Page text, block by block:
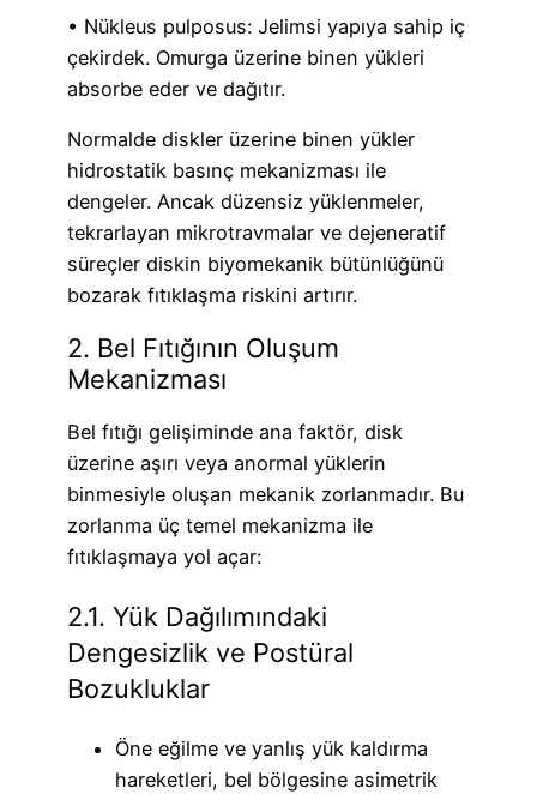
• Nükleus pulposus: Jelimsi yapıya sahip iç
çekirdek. Omurga üzerine binen yükleri
absorbe eder ve dağıtır.
Normalde diskler üzerine binen yükler
hidrostatik basınç mekanizması ile
dengeler. Ancak düzensiz yüklenmeler,
tekrarlayan mikrotravmalar ve dejeneratif
süreçler diskin biyomekanik bütünlüğünü
bozarak fıtıklaşma riskini artırır.
2. Bel Fıtığının Oluşum
Mekanizması
Bel fıtığı gelişiminde ana faktör, disk
üzerine aşırı veya anormal yüklerin
binmesiyle oluşan mekanik zorlanmadır. Bu
zorlanma üç temel mekanizma ile
fıtıklaşmaya yol açar:
2.1. Yük Dağılımındaki
Dengesizlik ve Postüral
Bozukluklar
Öne eğilme ve yanlış yük kaldırma
hareketleri, bel bölgesine asimetrik